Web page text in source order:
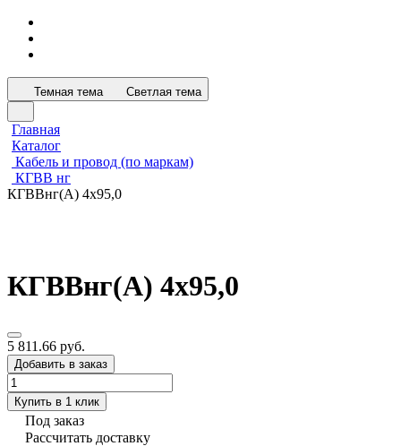
Темная тема Светлая тема
Главная
Каталог
Кабель и провод (по маркам)
КГВВ нг
КГВВнг(А) 4х95,0
КГВВнг(А) 4х95,0
5 811.66 руб.
Добавить в заказ
Купить в 1 клик
Под заказ
Рассчитать доставку